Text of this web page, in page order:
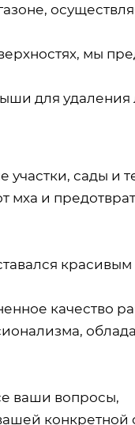
мы
для
участки, сады и
мха и
качество
ваши вопросы,
конкретной